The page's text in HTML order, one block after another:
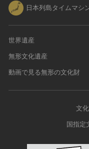
日本列島タイムマシ
世界遺産
無形文化遺産
動画で見る無形の文化財
文
国指定